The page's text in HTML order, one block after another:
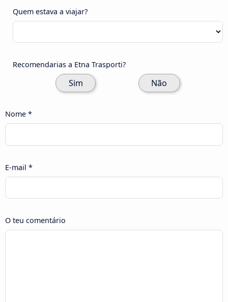
Quem estava a viajar?
Recomendarias a Etna Trasporti?
Sim Não
Nome *
E-mail *
O teu comentário